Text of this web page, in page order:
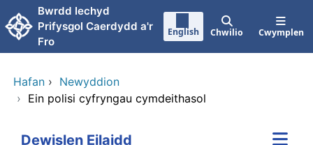
Neidio i'r prif gynnwy
Bwrdd Iechyd
Prifysgol Caerdydd a'r
Fro
English Chwilio Cwymplen
Hafan › Newyddion
› Ein polisi cyfryngau cymdeithasol
Dewislen Eilaidd